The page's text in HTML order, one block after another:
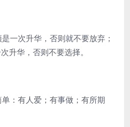
一次升华，否则就不要放弃；
升华，否则不要选择。
：有人爱；有事做；有所期